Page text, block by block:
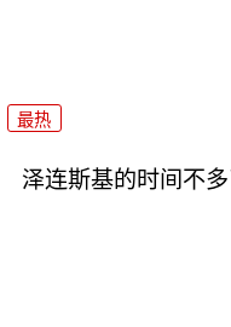
最热
泽连斯基的时间不